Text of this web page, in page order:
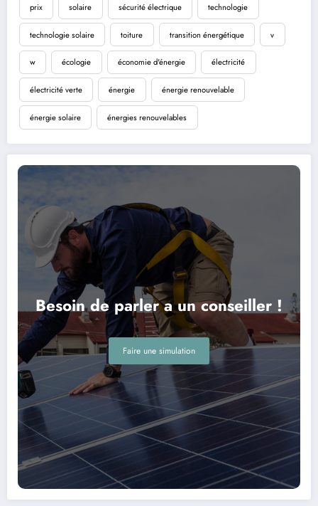
prix solaire sécurité électrique technologie
technologie solaire toiture transition énergétique v
w écologie économie d'énergie électricité
électricité verte énergie énergie renouvelable
énergie solaire énergies renouvelables
Besoin de parler a un conseiller !
Faire une simulation